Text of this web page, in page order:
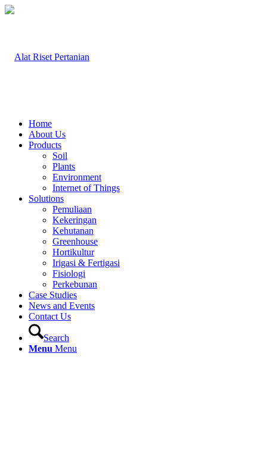
Home
About Us
Products
Soil
Plants
Environment
Internet of Things
Solutions
Pemuliaan
Kekeringan
Kehutanan
Greenhouse
Hortikultur
Irigasi & Fertigasi
Fisiologi
Perkebunan
Case Studies
News and Events
Contact Us
Search
Menu Menu